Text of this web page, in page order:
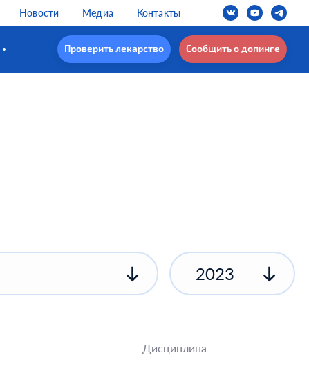
Новости Медиа Контакты
Проверить лекарство Сообщить о допинге
2023
Дисциплина